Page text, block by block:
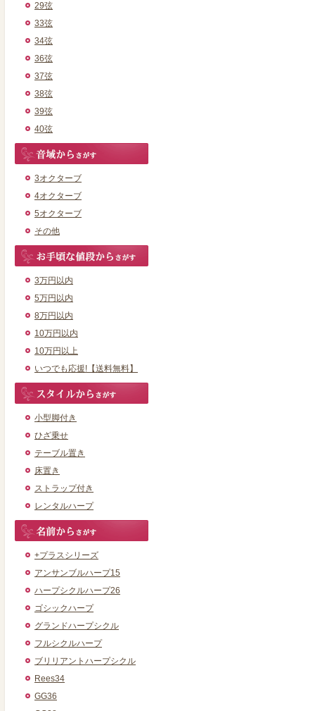
29弦
33弦
34弦
36弦
37弦
38弦
39弦
40弦
3オクターブ
4オクターブ
5オクターブ
その他
3万円以内
5万円以内
8万円以内
10万円以内
10万円以上
いつでも応援!【送料無料】
小型脚付き
ひざ乗せ
テーブル置き
床置き
ストラップ付き
レンタルハープ
+プラスシリーズ
アンサンブルハープ15
ハープシクルハープ26
ゴシックハープ
グランドハープシクル
フルシクルハープ
ブリリアントハープシクル
Rees34
GG36